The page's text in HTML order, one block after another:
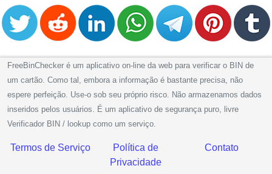
What
is
My
IP
Address
?
IP
IP
FreeBinChecker é um aplicativo on-line da web para verificar o BIN de
um cartão. Como tal, embora a informação é bastante precisa, não
espere perfeição. Use-o sob seu próprio risco. Não armazenamos dados
inseridos pelos usuários. É um aplicativo de segurança puro, livre
Verificador BIN / lookup como um serviço.
Termos de Serviço
Política de
Privacidade
Contato